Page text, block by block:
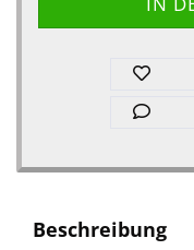
Beschreibung